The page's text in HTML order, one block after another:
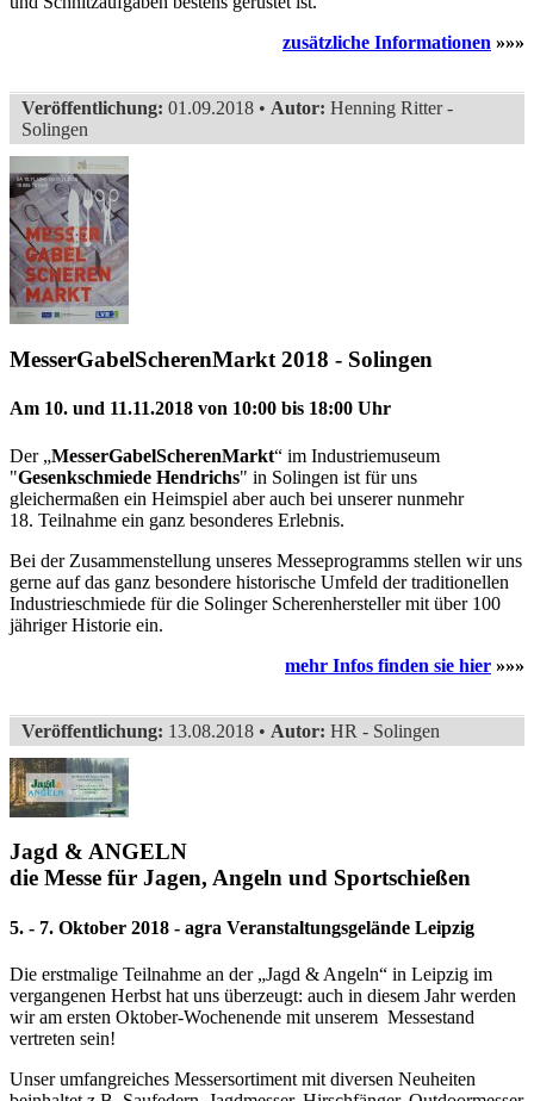
zusätzliche Informationen »»»
Veröffentlichung: 01.09.2018 • Autor: Henning Ritter -
Solingen
MesserGabelScherenMarkt 2018 - Solingen
Am 10. und 11.11.2018 von 10:00 bis 18:00 Uhr
Der „MesserGabelScherenMarkt“ im Industriemuseum
"Gesenkschmiede Hendrichs" in Solingen ist für uns
gleichermaßen ein Heimspiel aber auch bei unserer nunmehr
18. Teilnahme ein ganz besonderes Erlebnis.
Bei der Zusammenstellung unseres Messeprogramms stellen wir uns
gerne auf das ganz besondere historische Umfeld der traditionellen
Industrieschmiede für die Solinger Scherenhersteller mit über 100
jähriger Historie ein.
mehr Infos finden sie hier »»»
Veröffentlichung: 13.08.2018 • Autor: HR - Solingen
Jagd & ANGELN
die Messe für Jagen, Angeln und Sportschießen
5. - 7. Oktober 2018 - agra Veranstaltungsgelände Leipzig
Die erstmalige Teilnahme an der „Jagd & Angeln“ in Leipzig im
vergangenen Herbst hat uns überzeugt: auch in diesem Jahr werden
wir am ersten Oktober-Wochenende mit unserem Messestand
vertreten sein!
Unser umfangreiches Messersortiment mit diversen Neuheiten